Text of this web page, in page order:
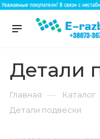
Детали
Главная — Каталог
Детали подвески